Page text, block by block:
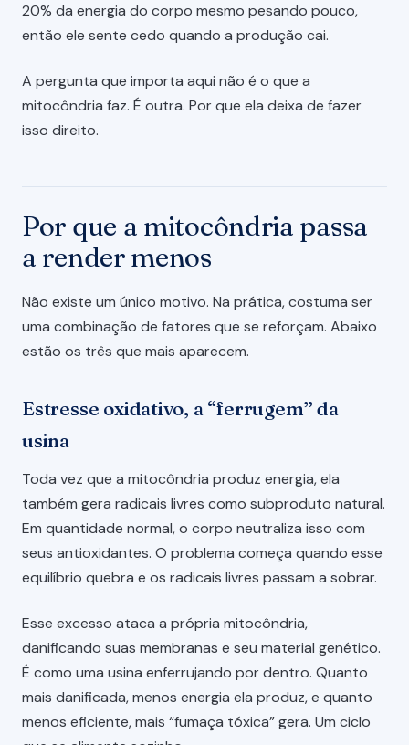
20% da energia do corpo mesmo pesando pouco,
então ele sente cedo quando a produção cai.
A pergunta que importa aqui não é o que a
mitocôndria faz. É outra. Por que ela deixa de fazer
isso direito.
Por que a mitocôndria passa
a render menos
Não existe um único motivo. Na prática, costuma ser
uma combinação de fatores que se reforçam. Abaixo
estão os três que mais aparecem.
Estresse oxidativo, a “ferrugem” da
usina
Toda vez que a mitocôndria produz energia, ela
também gera radicais livres como subproduto natural.
Em quantidade normal, o corpo neutraliza isso com
seus antioxidantes. O problema começa quando esse
equilíbrio quebra e os radicais livres passam a sobrar.
Esse excesso ataca a própria mitocôndria,
danificando suas membranas e seu material genético.
É como uma usina enferrujando por dentro. Quanto
mais danificada, menos energia ela produz, e quanto
menos eficiente, mais “fumaça tóxica” gera. Um ciclo